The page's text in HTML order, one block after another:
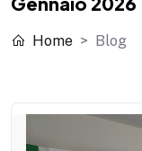
Home Blog